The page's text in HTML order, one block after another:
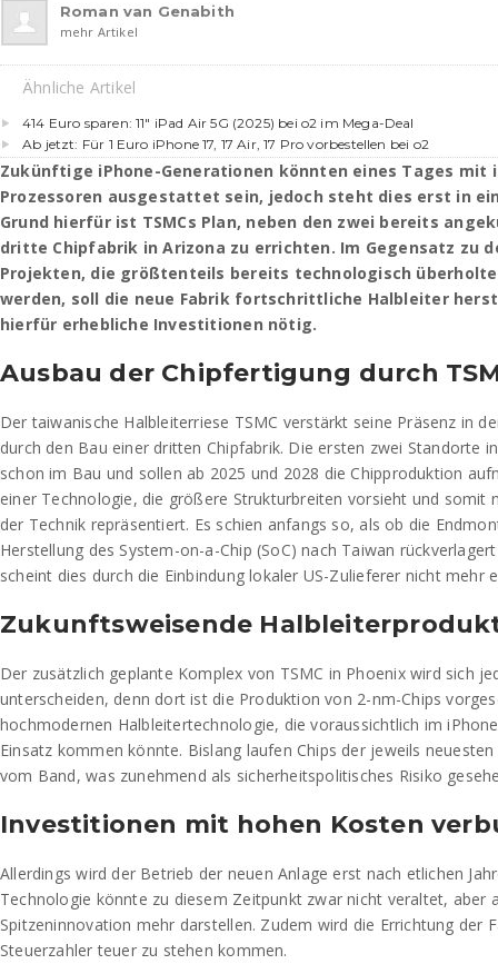
Roman van Genabith
mehr Artikel
Ähnliche Artikel
414 Euro sparen: 11″ iPad Air 5G (2025) bei o2 im Mega-Deal
Ab jetzt: Für 1 Euro iPhone 17, 17 Air, 17 Pro vorbestellen bei o2
Zukünftige iPhone-Generationen könnten eines Tages
Prozessoren ausgestattet sein, jedoch steht dies erst in
Grund hierfür ist TSMCs Plan, neben den zwei bereits
dritte Chipfabrik in Arizona zu errichten. Im Gegensatz zu
Projekten, die größtenteils bereits technologisch überholte
werden, soll die neue Fabrik fortschrittliche Halbleiter
hierfür erhebliche Investitionen nötig.
Ausbau der Chipfertigung durch
Der taiwanische Halbleiterriese TSMC verstärkt seine Präsenz in
durch den Bau einer dritten Chipfabrik. Die ersten zwei Standorte
schon im Bau und sollen ab 2025 und 2028 die Chipproduktion
einer Technologie, die größere Strukturbreiten vorsieht und somit
der Technik repräsentiert. Es schien anfangs so, als ob die
Herstellung des System-on-a-Chip (SoC) nach Taiwan
scheint dies durch die Einbindung lokaler US-Zulieferer nicht mehr
Zukunftsweisende
Der zusätzlich geplante Komplex von TSMC in Phoenix wird sich
unterscheiden, denn dort ist die Produktion von 2-nm-Chips
hochmodernen Halbleitertechnologie, die voraussichtlich im
Einsatz kommen könnte. Bislang laufen Chips der jeweils
vom Band, was zunehmend als sicherheitspolitisches Risiko
Investitionen mit hohen Kosten
Allerdings wird der Betrieb der neuen Anlage erst nach etlichen
Technologie könnte zu diesem Zeitpunkt zwar nicht veraltet, aber
Spitzeninnovation mehr darstellen. Zudem wird die Errichtung der
Steuerzahler teuer zu stehen kommen.